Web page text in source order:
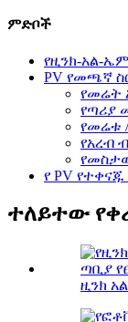
ምድቦች
የዚንክ-አል-
PV የመጫኛ
የመሬት
የጣሪያ
የመሬቱ
የአረብ
የ PV
ተለይተው
ዚንክ